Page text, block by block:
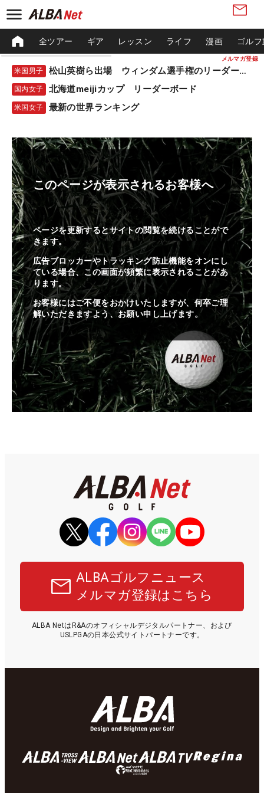
メルマガ登録
全ツアー ギア レッスン ライフ 漫画 ゴル
米国男子 松山英樹ら出場 ウィンダム選手権のリーダーボード
国内女子 北海道meijiカップ リーダーボード
米国女子 最新の世界ランキング
このページが表示されるお客様へ
ページを更新するとサイトの閲覧を続けることがで
きます。
広告ブロッカーやトラッキング防止機能をオンにし
ている場合、この画面が頻繁に表示されることがあ
ります。
お客様にはご不便をおかけいたしますが、何卒ご理
解いただきますよう、お願い申し上げます。
ALBAゴルフニュース
メルマガ登録はこちら
ALBA NetはR&Aのオフィシャルデジタルパートナー、および
USLPGAの日本公式サイトパートナーです。